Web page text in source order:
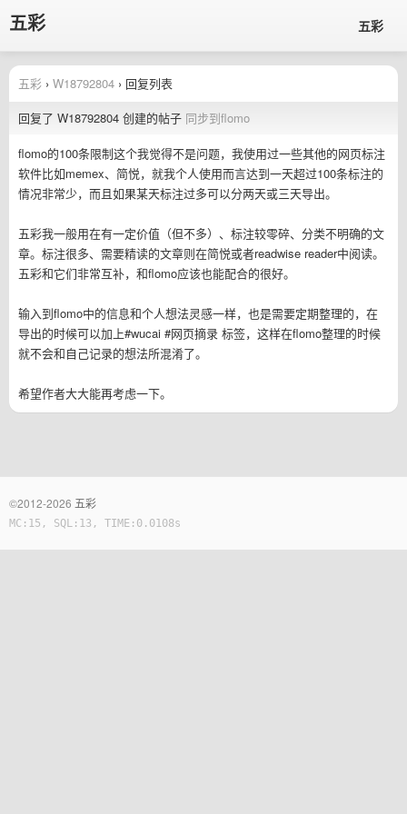
五彩 五彩
五彩 › W18792804 › 回复列表
回复了 W18792804 创建的帖子 同步到flomo
flomo的100条限制这个我觉得不是问题，我使用过一些其他的网页标注
软件比如memex、简悦，就我个人使用而言达到一天超过100条标注的
情况非常少，而且如果某天标注过多可以分两天或三天导出。
五彩我一般用在有一定价值（但不多）、标注较零碎、分类不明确的文
章。标注很多、需要精读的文章则在简悦或者readwise reader中阅读。
五彩和它们非常互补，和flomo应该也能配合的很好。
输入到flomo中的信息和个人想法灵感一样，也是需要定期整理的，在
导出的时候可以加上#wucai #网页摘录 标签，这样在flomo整理的时候
就不会和自己记录的想法所混淆了。
希望作者大大能再考虑一下。
©2012-2026 五彩
MC:15, SQL:13, TIME:0.0108s